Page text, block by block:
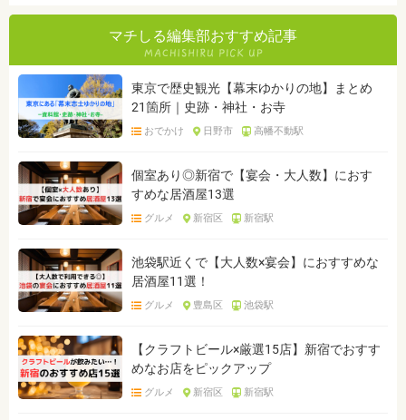
マチしる編集部おすすめ記事
東京で歴史観光【幕末ゆかりの地】まとめ
21箇所｜史跡・神社・お寺
おでかけ 日野市 高幡不動駅
個室あり◎新宿で【宴会・大人数】におす
すめな居酒屋13選
グルメ 新宿区 新宿駅
池袋駅近くで【大人数×宴会】におすすめな
居酒屋11選！
グルメ 豊島区 池袋駅
【クラフトビール×厳選15店】新宿でおすす
めなお店をピックアップ
グルメ 新宿区 新宿駅